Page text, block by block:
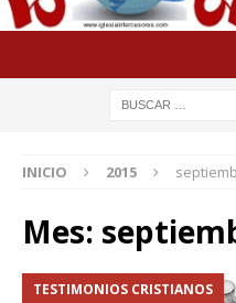
INICIO 2015
Mes:
TESTIMONIOS CRISTIANOS